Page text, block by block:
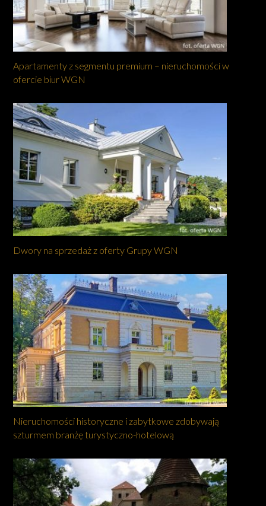
Apartamenty z segmentu premium – nieruchomości w
ofercie biur WGN
Dwory na sprzedaż z oferty Grupy WGN
Nieruchomości historyczne i zabytkowe zdobywają
szturmem branżę turystyczno-hotelową